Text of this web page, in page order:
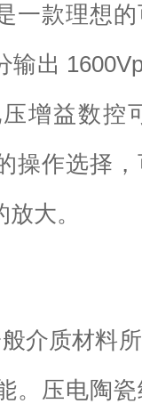
一款理想
输出
增益数控
操作选择
大。
介质材料
。压电陶